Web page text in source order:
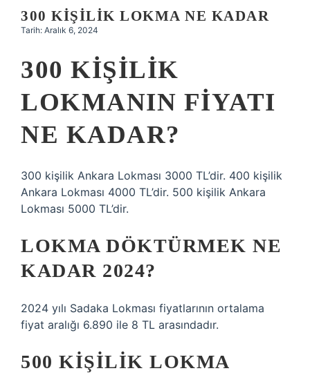
Hakkımızda
300 KIŞILIK LOKMA NE KADAR
Tarih: Aralık 6, 2024
300 KIŞILIK
LOKMANIN FIYATI
NE KADAR?
300 kişilik Ankara Lokması 3000 TL’dir. 400 kişilik
Ankara Lokması 4000 TL’dir. 500 kişilik Ankara
Lokması 5000 TL’dir.
LOKMA DÖKTÜRMEK NE
KADAR 2024?
2024 yılı Sadaka Lokması fiyatlarının ortalama
fiyat aralığı 6.890 ile 8 TL arasındadır.
500 KIŞILIK LOKMA